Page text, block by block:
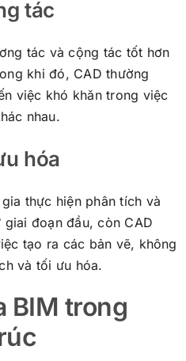
tác
tác và cộng tác tốt hơn
khi đó, CAD thường
việc khó khăn trong việc
nhau.
hóa
thực hiện phân tích và
đoạn đầu, còn CAD
tạo ra các bản vẽ, không
và tối ưu hóa.
BIM trong